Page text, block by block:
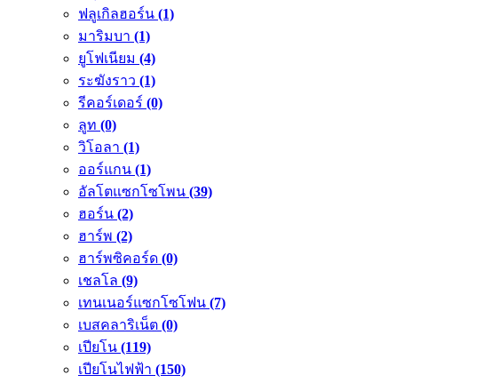
ฟลูเกิลฮอร์น (1)
มาริมบา (1)
ยูโฟเนียม (4)
ระฆังราว (1)
รีคอร์เดอร์ (0)
ลูท (0)
วิโอลา (1)
ออร์แกน (1)
อัลโตแซกโซโพน (39)
ฮอร์น (2)
ฮาร์พ (2)
ฮาร์พซิคอร์ด (0)
เชลโล (9)
เทนเนอร์แซกโซโฟน (7)
เบสคลาริเน็ต (0)
เปียโน (119)
เปียโนไฟฟ้า (150)